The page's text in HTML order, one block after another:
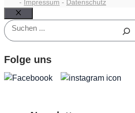
- Impressum - Datenschutz
Schließen
Suchen
Folge uns